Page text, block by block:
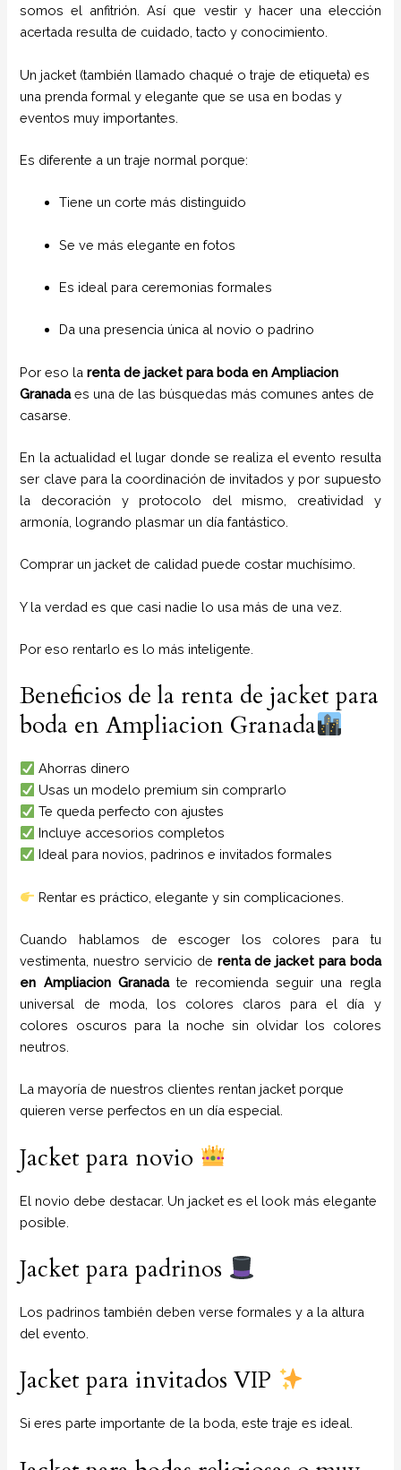
somos el anfitrión. Así que vestir y hacer una elección
acertada resulta de cuidado, tacto y conocimiento.
Un jacket (también llamado chaqué o traje de etiqueta) es
una prenda formal y elegante que se usa en bodas y
eventos muy importantes.
Es diferente a un traje normal porque:
Tiene un corte más distinguido
Se ve más elegante en fotos
Es ideal para ceremonias formales
Da una presencia única al novio o padrino
Por eso larenta de jacket para boda en Ampliacion
Granadaes una de las búsquedas más comunes antes de
casarse.
En la actualidad el lugar donde se realiza el evento resulta
ser clave para la coordinación de invitados y por supuesto
la decoración y protocolo del mismo, creatividad y
armonía, logrando plasmar un día fantástico.
Comprar un jacket de calidad puede costar muchísimo.
Y la verdad es que casi nadie lo usa más de una vez.
Por eso rentarlo es lo más inteligente.
Beneficios de la renta de jacket para
boda en Ampliacion Granada
Ahorras dinero
Usas un modelo premium sin comprarlo
Te queda perfecto con ajustes
Incluye accesorios completos
Ideal para novios, padrinos e invitados formales
Rentar es práctico, elegante y sin complicaciones.
Cuando hablamos de escoger los colores para tu
vestimenta, nuestro servicio de renta de jacket para boda
en Ampliacion Granada te recomienda seguir una regla
universal de moda, los colores claros para el día y
colores oscuros para la noche sin olvidar los colores
neutros.
La mayoría de nuestros clientes rentan jacket porque
quieren verse perfectos en un día especial.
Jacket para novio
El novio debe destacar. Un jacket es el look más elegante
posible.
Jacket para padrinos
Los padrinos también deben verse formales y a la altura
del evento.
Jacket para invitados VIP
Si eres parte importante de la boda, este traje es ideal.